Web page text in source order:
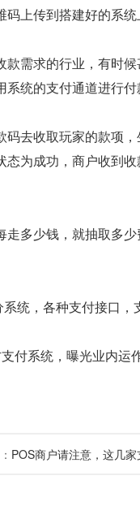
上传到搭建好的系
需求的行业，有时
统的支付通道进行付
去收取玩家的款项
为成功，商户收到收
多少钱，就抽取多
统，各种支付接口，
付系统，曝光业内运
POS商户请注意，这几